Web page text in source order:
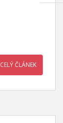
CELÝ ČLÁNEK